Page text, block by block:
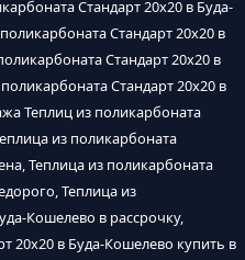
Стандарт 20х20 в Буда-
Стандарт 20х20 в
Стандарт 20х20 в
Стандарт 20х20 в
Теплиц из поликарбоната
из поликарбоната
Теплица из поликарбоната
Теплица из
Кошелево в рассрочку,
20х20 в Буда-Кошелево купить в